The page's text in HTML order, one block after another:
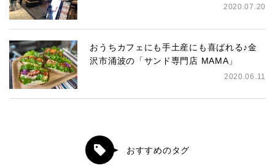
2020.07.20
おうちカフェにも手土産にも喜ばれる♪金
沢市涌波の「サンド専門店 MAMA」
2020.06.11
おすすめのタグ